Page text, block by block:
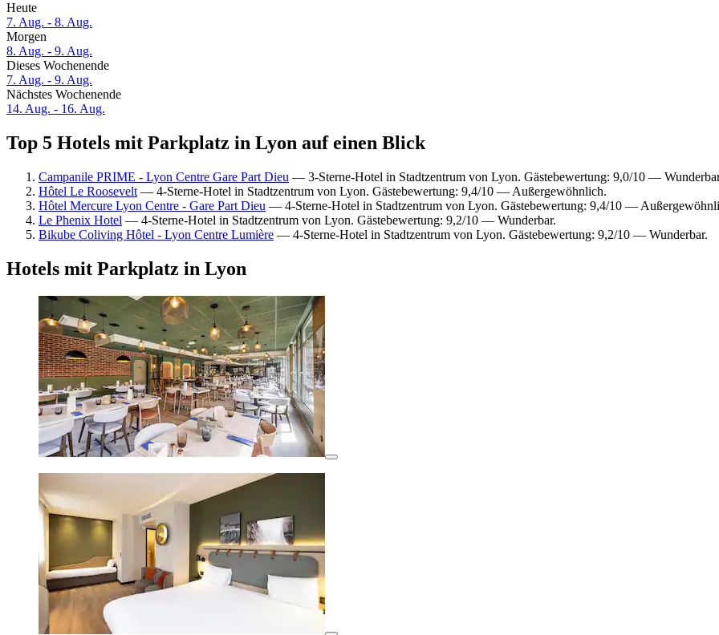
Heute
7. Aug. - 8. Aug.
Morgen
8. Aug. - 9. Aug.
Dieses Wochenende
7. Aug. - 9. Aug.
Nächstes Wochenende
14. Aug. - 16. Aug.
Top 5 Hotels mit Parkplatz in Lyon auf einen Blick
Campanile PRIME - Lyon Centre Gare Part Dieu — 3-Sterne-Hotel in Stadtzentrum von Lyon. Gästebewertung: 9,0/10 —
Hôtel Le Roosevelt — 4-Sterne-Hotel in Stadtzentrum von Lyon. Gästebewertung: 9,4/10 — Außergewöhnlich.
Hôtel Mercure Lyon Centre - Gare Part Dieu — 4-Sterne-Hotel in Stadtzentrum von Lyon. Gästebewertung: 9,4/10 —
Le Phenix Hotel — 4-Sterne-Hotel in Stadtzentrum von Lyon. Gästebewertung: 9,2/10 — Wunderbar.
Bikube Coliving Hôtel - Lyon Centre Lumière — 4-Sterne-Hotel in Stadtzentrum von Lyon. Gästebewertung: 9,2/10 — Wunderbar.
Hotels mit Parkplatz in Lyon